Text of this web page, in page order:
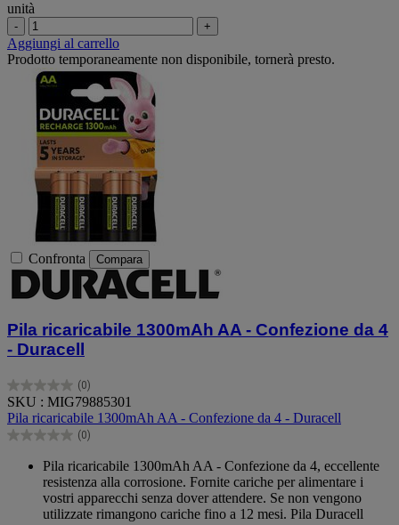
unità
- +
Aggiungi al carrello
Prodotto temporaneamente non disponibile, tornerà presto.
Confronta Compara
Pila ricaricabile 1300mAh AA - Confezione da 4
- Duracell
(0)
0.0
su
5
stelle.
SKU : MIG79885301
Pila ricaricabile 1300mAh AA - Confezione da 4 - Duracell
(0)
0.0
Pila ricaricabile 1300mAh AA - Confezione da 4, eccellente
resistenza alla corrosione. Fornite cariche per alimentare i
vostri apparecchi senza dover attendere. Se non vengono
utilizzate rimangono cariche fino a 12 mesi. Pila Duracell